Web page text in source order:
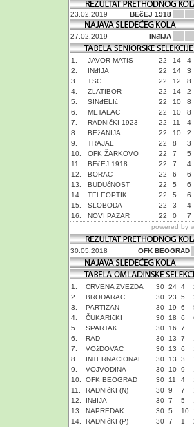
23.02.2019 BEčEJ 1918
27.02.2019 INđIJA
1. JAVOR MATIS 22 14 4
2.
INđIJA 22 14 3
3.
TSC 22 12 8
4.
ZLATIBOR 22 14 2
5.
SINđELIć 22 10 8
6.
METALAC 22 10 8
7.
RADNIčKI 1923 22 11 4
8.
BEžANIJA 22 10 2
9.
TRAJAL 22 8 3
10.
OFK ŽARKOVO 22 7 5
11.
BEčEJ 1918 22 7 4
12.
BORAC 22 6 6
13.
BUDUćNOST 22 5 6
14.
TELEOPTIK 22 5 6
15.
SLOBODA 22 3 4
16.
NOVI PAZAR 22 0 7
powered by
30.05.2018 OFK BEOGRAD
1. CRVENA ZVEZDA 30 24 4
2.
BRODARAC 30 23 5
3.
PARTIZAN 30 19 6
4.
ČUKARIčKI 30 18 6
5.
SPARTAK 30 16 7
6.
RAD 30 13 7
7.
VOžDOVAC 30 13 6
8.
INTERNACIONAL 30 13 3
9.
VOJVODINA 30 10 9
10.
OFK BEOGRAD 30 11 4
11.
RADNIčKI (N) 30 9 7
12.
INđIJA 30 7 5
13.
NAPREDAK 30 5 10
14.
RADNIčKI (P) 30 7 1